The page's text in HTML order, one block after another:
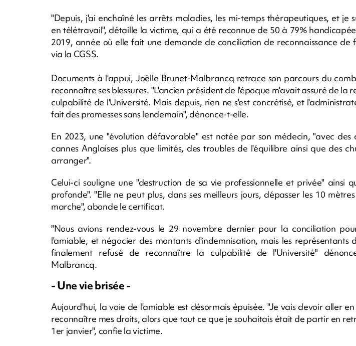
"Depuis, j'ai enchaîné les arrêts maladies, les mi-temps thérapeutiques, et je
en télétravail", détaille la victime, qui a été reconnue de 50 à 79%
2019, année où elle fait une demande de conciliation de reconnaissance de
via la CGSS.
Documents à l'appui, Joëlle Brunet-Malbrancq retrace son parcours du
reconnaître ses blessures. "L'ancien président de l'époque m'avait assuré de la
culpabilité de l'Université. Mais depuis, rien ne s'est concrétisé, et
fait des promesses sans lendemain", dénonce-t-elle.
En 2023, une "évolution défavorable" est notée par son médecin, "avec des
cannes Anglaises plus que limités, des troubles de l'équilibre ainsi que des
arranger".
Celui-ci souligne une "destruction de sa vie professionnelle et privée" ainsi
profonde". "Elle ne peut plus, dans ses meilleurs jours, dépasser les 10
marche", abonde le certificat.
"Nous avions rendez-vous le 29 novembre dernier pour la conciliation
l'amiable, et négocier des montants d'indemnisation, mais les représentants
finalement refusé de reconnaître la culpabilité de l'Université"
Malbrancq.
- Une vie brisée -
Aujourd'hui, la voie de l'amiable est désormais épuisée. "Je vais devoir aller
reconnaître mes droits, alors que tout ce que je souhaitais était de partir en
1er janvier", confie la victime.